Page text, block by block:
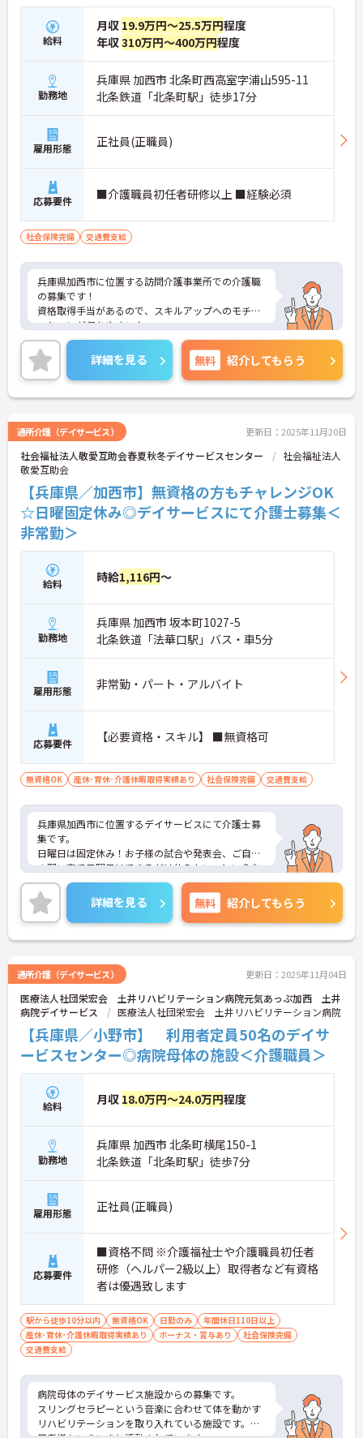
給料
月収 19.9万円～25.5万円程度
年収310万円～400万円程度
勤務地
兵庫県 加西市 北条町西高室字浦山595-11
北条鉄道「北条町駅」徒歩17分
雇用形態 正社員(正職員)
応募要件 ■介護職員初任者研修以上 ■経験必須
社会保険完備 交通費支給
兵庫県加西市に位置する訪問介護事業所での介護職
の募集です！
資格取得手当があるので、スキルアップへのモチベ
ーションが保ちやすい♪
月収250,000円以上も可能です☆
ご興味のある方には、面接対策ポイントなど、さら
に詳細をお話しいたしますのでお気軽にご相談くだ
さい！
詳細を見る 無料 紹介してもらう
通所介護（デイサービス） 更新日：2025年11月20日
社会福祉法人敬愛互助会春夏秋冬デイサービスセンター
社会福祉法人
敬愛互助会
【兵庫県／加西市】無資格の方もチャレンジOK
☆日曜固定休み◎デイサービスにて介護士募集＜
非常勤＞
給料 時給1,116円～
勤務地
兵庫県 加西市 坂本町1027-5
北条鉄道「法華口駅」バス・車5分
雇用形態 非常勤・パート・アルバイト
応募要件 【必要資格・スキル】 ■無資格可
無資格OK 産休･育休･介護休暇取得実績あり 社会保険完備 交通費支給
兵庫県加西市に位置するデイサービスにて介護士募
集です。
日曜日は固定休み！お子様の試合や発表会、ご自身
の習い事で日曜日はできるだけ休みたい…という方
も、シフトの調整の必要がありません☆
利用者様と寄り添いながら、コミュニケーションを
大切に働ける職場です。
ご興味のある方には、面接対策ポイントなど、さら
に詳細をお話いたしますので、お気軽にご相談くだ
詳細を見る 無料 紹介してもらう
通所介護（デイサービス） 更新日：2025年11月04日
医療法人社団栄宏会 土井リハビリテーション病院元気あっぷ加西 土井
病院デイサービス
医療法人社団栄宏会 土井リハビリテーション病院
【兵庫県／小野市】 利用者定員50名のデイサ
ービスセンター◎病院母体の施設＜介護職員＞
給料 月収 18.0万円～24.0万円程度
勤務地
兵庫県 加西市 北条町横尾150-1
北条鉄道「北条町駅」徒歩7分
雇用形態 正社員(正職員)
応募要件
■資格不問 ※介護福祉士や介護職員初任者
研修（ヘルパー2級以上）取得者など有資格
者は優遇致します
駅から徒歩10分以内 無資格OK 日勤のみ
年間休日110日以上
産休･育休･介護休暇取得実績あり
ボーナス・賞与あり
社会保険完備
交通費支給
病院母体のデイサービス施設からの募集です。
スリングセラピーという音楽に合わせて体を動かす
リハビリテーションを取り入れている施設です。利